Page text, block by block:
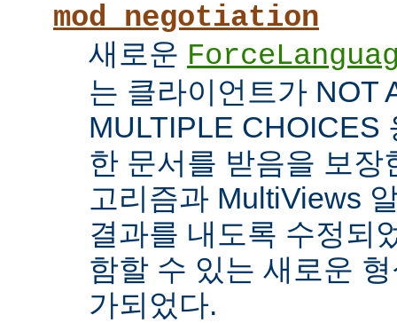
mod_negotiation
새로운
는 클라이언트가 NOT
MULTIPLE CHOICES
한 문서를 받음을 보장
고리즘과 MultiViews
결과를 내도록 수정되
함할 수 있는 새로운
가되었다.